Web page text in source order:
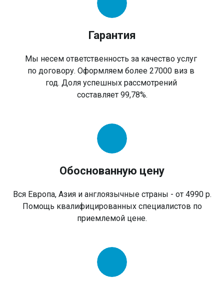
Гарантия
Мы несем ответственность за качество услуг
по договору. Оформляем более 27000 виз в
год. Доля успешных рассмотрений
составляет 99,78%.
Обоснованную цену
Вся Европа, Азия и англоязычные страны - от 4990 р.
Помощь квалифицированных специалистов по
приемлемой цене.